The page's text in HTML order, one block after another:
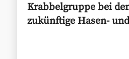
Krabbelgruppe bei
zukünftige Hasen-